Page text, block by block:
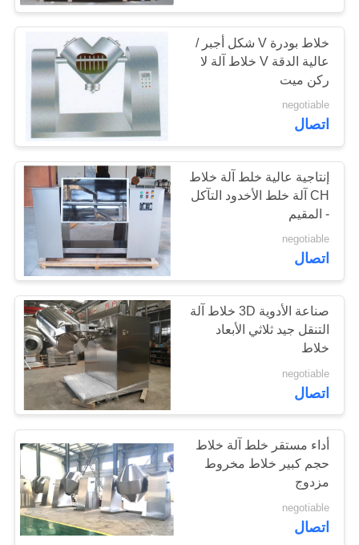
جولة
المعمل
مراقبة
الجودة
اتصل
أخبار
حالات
اطلب
اقتباس
خريطة
الموقع
آلة الصحافة قرص
الأدوية
14
آلة الصحافة اللوحي
الملح
15
آلة ضغط أقراص
الكلور
15
19
خلاط بودرة V شكل أجبر /
عالية الدقة V خلاط آلة لا
ركن ميت
negotiable
اتصال
إنتاجية عالية خلط آلة خلاط
CH آلة خلط الأخدود التآكل
- المقيم
negotiable
اتصال
صناعة الأدوية 3D خلاط آلة
التنقل جيد ثلاثي الأبعاد
خلاط
negotiable
اتصال
أداء مستقر خلط آلة خلاط
حجم كبير خلاط مخروط
مزدوج
negotiable
اتصال